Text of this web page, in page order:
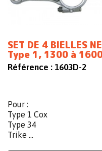
SET DE 4 BIELLES
Type 1, 1300 à
Référence : 1603D-2
Pour :
Type 1 Cox
Type 34
Trike ...